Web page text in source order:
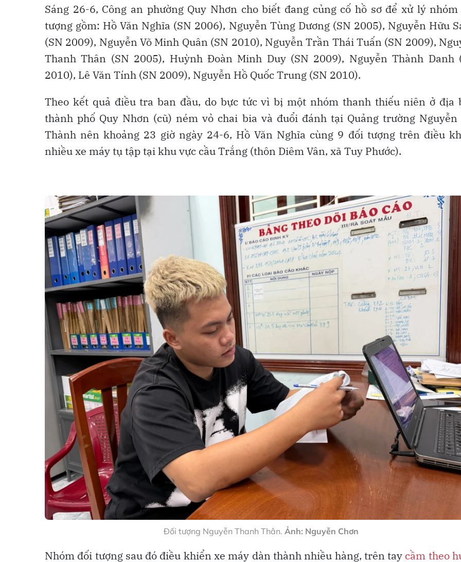
Sáng 26-6, Công an phường Quy Nhơn cho biết đang củng cố hồ sơ để xử lý
tượng gồm: Hồ Văn Nghĩa (SN 2006), Nguyễn Tùng Dương (SN 2005), Nguyễn Hữu
(SN 2009), Nguyễn Võ Minh Quân (SN 2010), Nguyễn Trần Thái Tuấn (SN 2009),
Thanh Thân (SN 2005), Huỳnh Đoàn Minh Duy (SN 2009), Nguyễn Thành Danh
2010), Lê Văn Tính (SN 2009), Nguyễn Hồ Quốc Trung (SN 2010).
Theo kết quả điều tra ban đầu, do bực tức vì bị một nhóm thanh thiếu niên ở địa
thành phố Quy Nhơn (cũ) ném vỏ chai bia và đuổi đánh tại Quảng trường Nguyễn
Thành nên khoảng 23 giờ ngày 24-6, Hồ Văn Nghĩa cùng 9 đối tượng trên điều
nhiều xe máy tụ tập tại khu vực cầu Trắng (thôn Diêm Vân, xã Tuy Phước).
Đối tượng Nguyễn Thanh Thân. Ảnh: Nguyễn Chơn
Nhóm đối tượng sau đó điều khiển xe máy dàn thành nhiều hàng, trên tay cầm theo